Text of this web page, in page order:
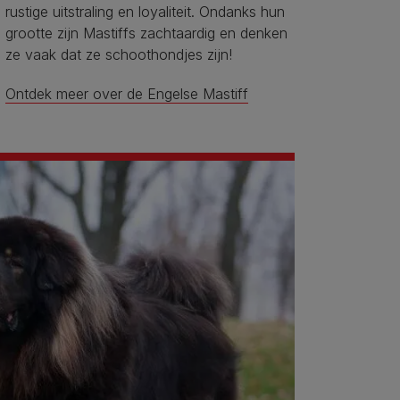
rustige uitstraling en loyaliteit. Ondanks hun
grootte zijn Mastiffs zachtaardig en denken
ze vaak dat ze schoothondjes zijn!
Ontdek meer over de Engelse Mastiff